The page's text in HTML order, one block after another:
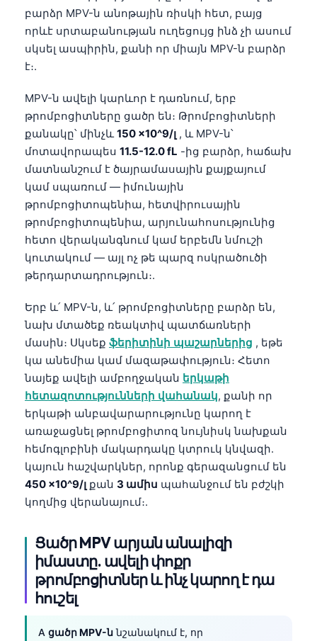
բարձր MPV-ն անոթային ռիսկի հետ, բայց
որևէ սրտաբանության ուղեցույց ինձ չի ասում
սկսել ասպիրին, քանի որ միայն MPV-ն բարձր
է։.
MPV-ն ավելի կարևոր է դառնում, երբ
թրոմբոցիտները ցածր են։ Թրոմբոցիտների
քանակը՝ մինչև150 ×10^9/լ , և MPV-ն՝
մոտավորապես 11.5-12.0 fL -ից բարձր, հաճախ
մատնանշում է ծայրամասային քայքայում
կամ սպառում — իմունային
թրոմբոցիտոպենիա, հետվիրուսային
թրոմբոցիտոպենիա, արյունահոսությունից
հետո վերականգնում կամ երբեմն նմուշի
կուտակում — այլ ոչ թե պարզ ոսկրածուծի
թերդարտադրություն։.
Երբ և՛ MPV-ն, և՛ թրոմբոցիտները բարձր են,
նախ մտածեք ռեակտիվ պատճառների
մասին։ Սկսեք ֆերիտինի պաշարներից , եթե
կա անեմիա կամ մազաթափություն։ Հետո
նայեք ավելի ամբողջական երկաթի
հետազոտությունների վահանակ, քանի որ
երկաթի անբավարարությունը կարող է
առաջացնել թրոմբոցիտոզ նույնիսկ նախքան
հեմոգլոբինի մակարդակը կտրուկ կնվազի.
կայուն հաշվարկներ, որոնք գերազանցում են
450 ×10^9/լ քան 3 ամիս պահանջում են բժշկի
կողմից վերանայում։.
Ցածր MPV արյան անալիզի
իմաստը. ավելի փոքր
թրոմբոցիտներ և ինչ կարող է դա
հուշել
A ցածր MPV-ննշանակում է, որ